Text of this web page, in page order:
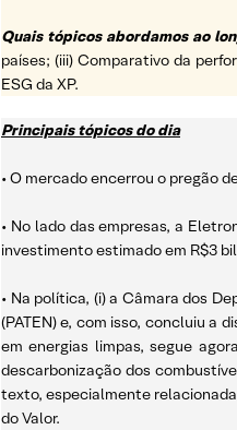
Quais tópicos abordamos ao
países; (iii) Comparativo da
ESG da XP.
Principais tópicos do dia
• O mercado encerrou o pregão
• No lado das empresas, a
investimento estimado em R$3
• Na política, (i) a Câmara dos
(PATEN) e, com isso, concluiu a
em energias limpas, segue
descarbonização dos
texto, especialmente
do Valor.